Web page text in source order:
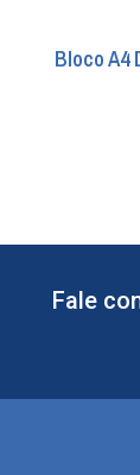
Bloco A4
Fale